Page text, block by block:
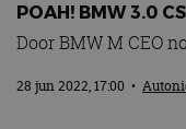
MotorRAI.nl
POAH! BMW 3.0
Door BMW M CEO
28 jun 2022, 17:00 •